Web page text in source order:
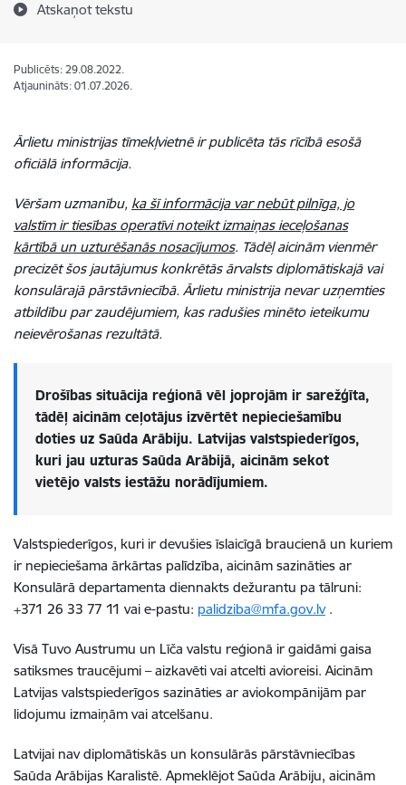
Atskaņot tekstu
Publicēts: 29.08.2022.
Atjaunināts: 01.07.2026.
Ārlietu ministrijas tīmekļvietnē ir publicēta tās rīcībā esošā
oficiālā informācija.
Vēršam uzmanību, ka šī informācija var nebūt pilnīga, jo
valstīm ir tiesības operatīvi noteikt izmaiņas ieceļošanas
kārtībā un uzturēšanās nosacījumos. Tādēļ aicinām vienmēr
precizēt šos jautājumus konkrētās ārvalsts diplomātiskajā vai
konsulārajā pārstāvniecībā. Ārlietu ministrija nevar uzņemties
atbildību par zaudējumiem, kas radušies minēto ieteikumu
neievērošanas rezultātā.
Drošības situācija reģionā vēl joprojām ir sarežģīta,
tādēļ aicinām ceļotājus izvērtēt nepieciešamību
doties uz Saūda Arābiju. Latvijas valstspiederīgos,
kuri jau uzturas Saūda Arābijā, aicinām sekot
vietējo valsts iestāžu norādījumiem.
Valstspiederīgos, kuri ir devušies īslaicīgā braucienā un kuriem
ir nepieciešama ārkārtas palīdzība, aicinām sazināties ar
Konsulārā departamenta diennakts dežurantu pa tālruni:
+371 26 33 77 11 vai e-pastu: palidziba@mfa.gov.lv.
Visā Tuvo Austrumu un Līča valstu reģionā ir gaidāmi gaisa
satiksmes traucējumi – aizkavēti vai atcelti avioreisi. Aicinām
Latvijas valstspiederīgos sazināties ar aviokompānijām par
lidojumu izmaiņām vai atcelšanu.
Latvijai navdiplomātiskās un konsulārās pārstāvniecības
Saūda Arābijas Karalistē. Apmeklējot Saūda Arābiju, aicinām